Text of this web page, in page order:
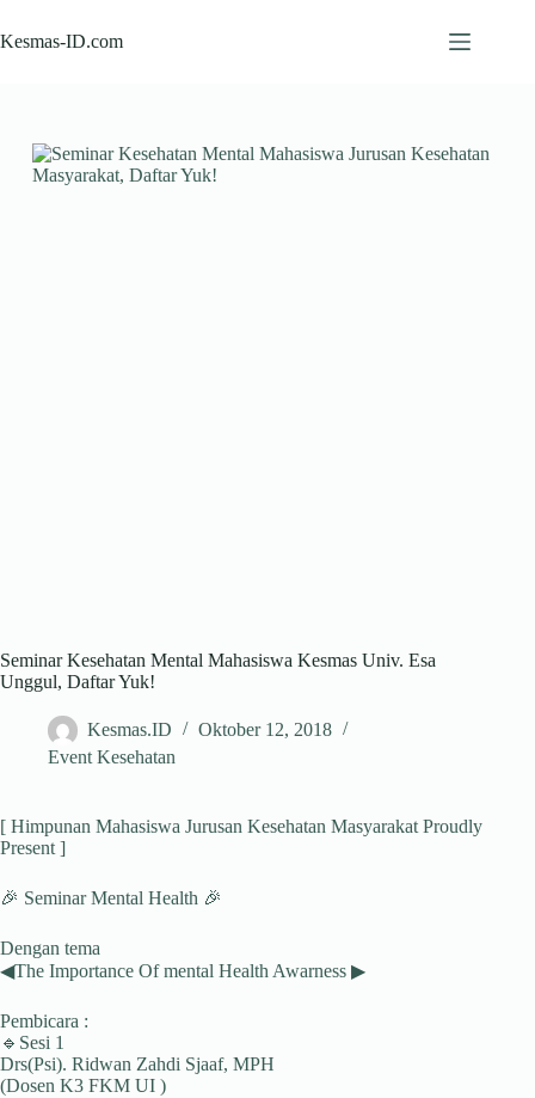
to
content
Kesmas-ID.com
Seminar Kesehatan Mental Mahasiswa Kesmas Univ. Esa
Unggul, Daftar Yuk!
Kesmas.ID
Oktober 12, 2018
Event Kesehatan
[ Himpunan Mahasiswa Jurusan Kesehatan Masyarakat Proudly
Present ]
🎉 Seminar Mental Health 🎉
Dengan tema
◀The Importance Of mental Health Awarness ▶
Pembicara :
🔹Sesi 1
Drs(Psi). Ridwan Zahdi Sjaaf, MPH
(Dosen K3 FKM UI )